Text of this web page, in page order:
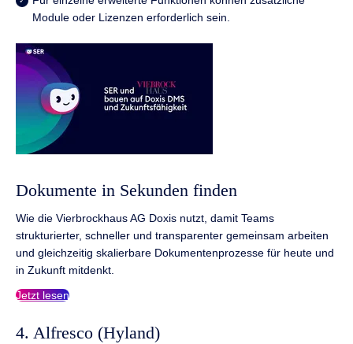
Module oder Lizenzen erforderlich sein.
Dokumente in Sekunden finden
Wie die Vierbrockhaus AG Doxis nutzt, damit Teams
strukturierter, schneller und transparenter gemeinsam arbeiten
und gleichzeitig skalierbare Dokumentenprozesse für heute und
in Zukunft mitdenkt.
Jetzt lesen
4. Alfresco (Hyland)